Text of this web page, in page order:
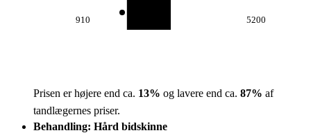
910 5200
Prisen er højere end ca. 13% og lavere end ca. 87% af
tandlægernes priser.
Behandling: Hård bidskinne